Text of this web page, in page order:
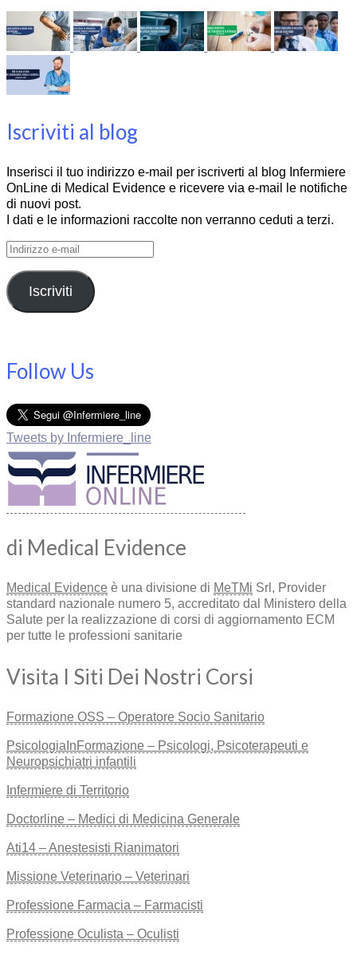
Iscriviti al blog
Inserisci il tuo indirizzo e-mail per iscriverti al blog Infermiere
OnLine di Medical Evidence e ricevere via e-mail le notifiche
di nuovi post.
I dati e le informazioni raccolte non verranno ceduti a terzi.
Indirizzo
mail
Iscriviti
Follow Us
Tweets by Infermiere_line
di Medical Evidence
Medical Evidence è una divisione di MeTMi Srl, Provider
standard nazionale numero 5, accreditato dal Ministero della
Salute per la realizzazione di corsi di aggiornamento ECM
per tutte le professioni sanitarie
Visita I Siti Dei Nostri Corsi
Formazione OSS – Operatore Socio Sanitario
PsicologiaInFormazione – Psicologi, Psicoterapeuti e
Neuropsichiatri infantili
Infermiere di Territorio
Doctorline – Medici di Medicina Generale
Ati14 – Anestesisti Rianimatori
Missione Veterinario – Veterinari
Professione Farmacia – Farmacisti
Professione Oculista – Oculisti